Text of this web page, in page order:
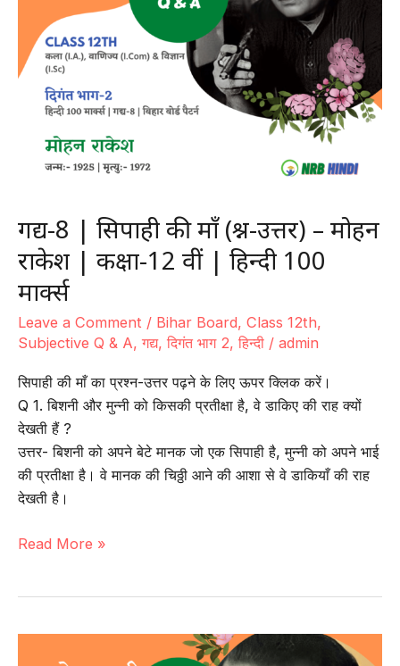
सिंह
कक्षा-12
गद्य-8 | सिपाही की माँ (प्रश्न-उत्तर) – मोहन
राकेश | कक्षा-12 वीं | हिन्दी 100
मार्क्स
Leave a Comment / Bihar Board, Class 12th,
Subjective Q & A, गद्य, दिगंत भाग 2, हिन्दी / admin
सिपाही की माँ का प्रश्न-उत्तर पढ़ने के लिए ऊपर क्लिक करें।
Q 1. बिशनी और मुन्नी को किसकी प्रतीक्षा है, वे डाकिए की राह क्यों
देखती हैं ?
उत्तर- बिशनी को अपने बेटे मानक जो एक सिपाही है, मुन्नी को अपने भाई
की प्रतीक्षा है। वे मानक की चिठ्ठी आने की आशा से वे डाकियाँ की राह
देखती है।
गद्य-8
माँ
Read More »